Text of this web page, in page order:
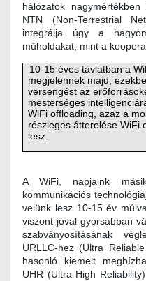
hálózatok
NTN (Non-Terrestrial
integrálja úgy a
műholdakat, mint a
10-15 éves távlatban a
megjelennek majd,
versengést az
mesterséges
WiFi offloading, azaz a
részleges átterelése WiFi
lesz.
A WiFi, napjaink másik
kommunikációs
velünk lesz 10-15 év
viszont jóval gyorsabban
szabványosításának
URLLC‑hez (Ultra
hasonló kiemelt
UHR (Ultra High